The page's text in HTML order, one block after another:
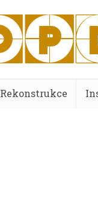
Rekonstrukce